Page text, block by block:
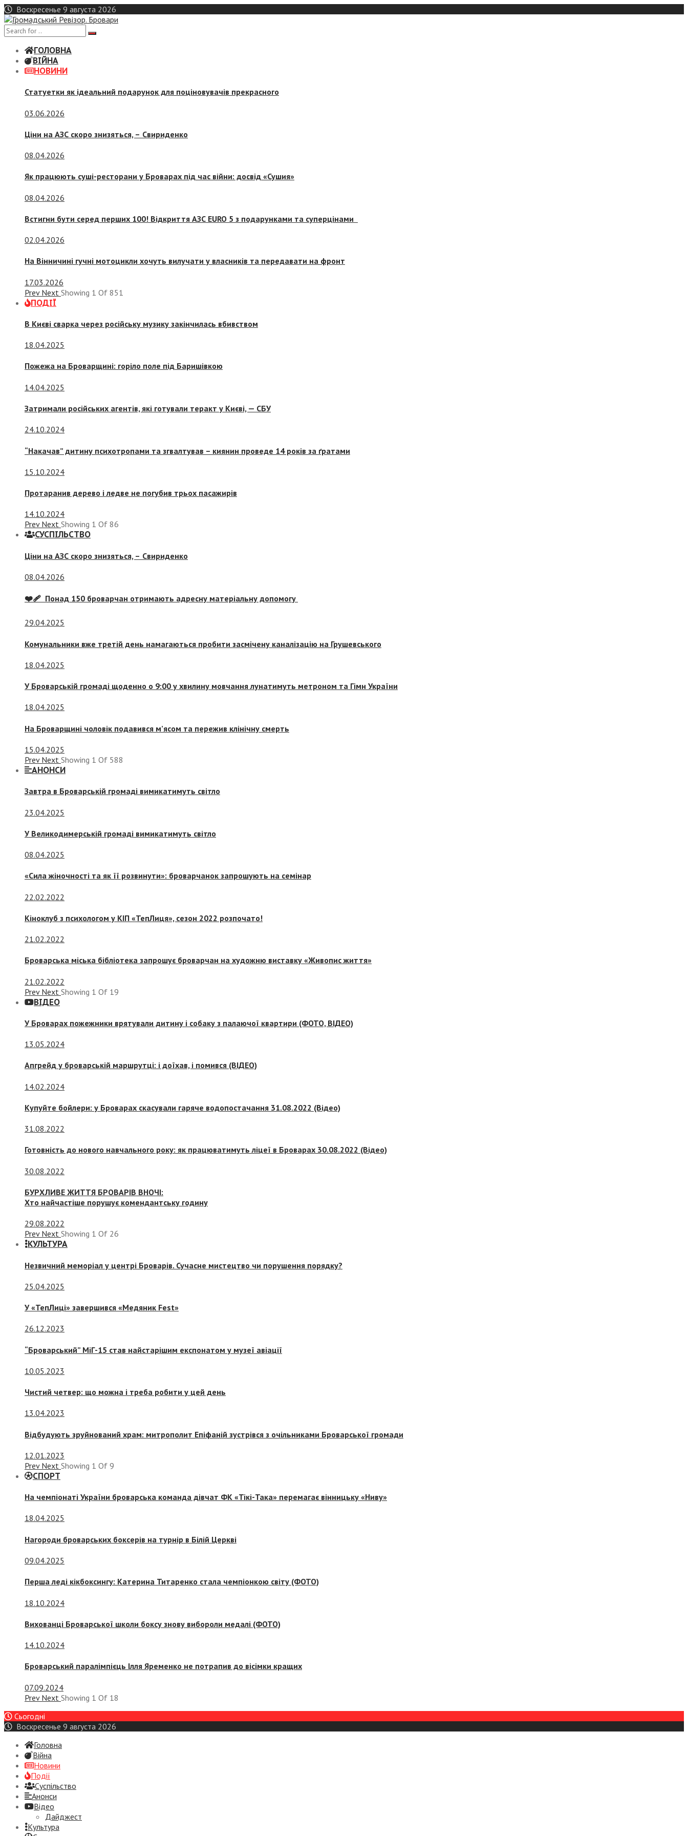
Skip
to
content
Воскресенье 9 августа 2026
ГОЛОВНА
ВІЙНА
НОВИНИ
Статуетки як ідеальний подарунок для поціновувачів прекрасного
03.06.2026
Ціни на АЗС скоро знизяться, – Свириденко
08.04.2026
Як працюють суші-ресторани у Броварах під час війни: досвід «Сушия»
08.04.2026
Встигни бути серед перших 100! Відкриття АЗС EURO 5 з подарунками та суперцінами
02.04.2026
На Вінничині гучні мотоцикли хочуть вилучати у власників та передавати на фронт
17.03.2026
Prev Next Showing 1 Of 851
ПОДІЇ
В Києві сварка через російську музику закінчилась вбивством
18.04.2025
Пожежа на Броварщині: горіло поле під Баришівкою
14.04.2025
Затримали російських агентів, які готували теракт у Києві, — СБУ
24.10.2024
“Накачав” дитину психотропами та згвалтував – киянин проведе 14 років за ґратами
15.10.2024
Протаранив дерево і ледве не погубив трьох пасажирів
14.10.2024
Prev Next Showing 1 Of 86
СУСПIЛЬСТВО
Ціни на АЗС скоро знизяться, – Свириденко
08.04.2026
❤️‍🩹 Понад 150 броварчан отримають адресну матеріальну допомогу
29.04.2025
Комунальники вже третій день намагаються пробити засмічену каналізацію на Грушевського
18.04.2025
У Броварській громаді щоденно о 9:00 у хвилину мовчання лунатимуть метроном та Гімн України
18.04.2025
На Броварщині чоловік подавився м’ясом та пережив клінічну смерть
15.04.2025
Prev Next Showing 1 Of 588
АНОНСИ
Завтра в Броварській громаді вимикатимуть світло
23.04.2025
У Великодимерській громаді вимикатимуть світло
08.04.2025
«Сила жіночності та як її розвинути»: броварчанок запрошують на семінар
22.02.2022
Кіноклуб з психологом у КІП «ТепЛиця», сезон 2022 розпочато!
21.02.2022
Броварська міська бібліотека запрошує броварчан на художню виставку «Живопис життя»
21.02.2022
Prev Next Showing 1 Of 19
ВІДЕО
У Броварах пожежники врятували дитину і собаку з палаючої квартири (ФОТО, ВІДЕО)
13.05.2024
Апгрейд у броварській маршрутці: і доїхав, і помився (ВІДЕО)
14.02.2024
Купуйте бойлери: у Броварах скасували гаряче водопостачання 31.08.2022 (Відео)
31.08.2022
Готовність до нового навчального року: як працюватимуть ліцеї в Броварах 30.08.2022 (Відео)
30.08.2022
БУРХЛИВЕ ЖИТТЯ БРОВАРІВ ВНОЧІ:
Хто найчастіше порушує комендантську годину
29.08.2022
Prev Next Showing 1 Of 26
КУЛЬТУРА
Незвичний меморіал у центрі Броварів. Сучасне мистецтво чи порушення порядку?
25.04.2025
У «ТепЛиці» завершився «Медяник Fest»
26.12.2023
“Броварський” МіГ-15 став найстарішим експонатом у музеї авіації
10.05.2023
Чистий четвер: що можна і треба робити у цей день
13.04.2023
Відбудують зруйнований храм: митрополит Епіфаній зустрівся з очільниками Броварської громади
12.01.2023
Prev Next Showing 1 Of 9
СПОРТ
На чемпіонаті України броварська команда дівчат ФК «Тікі-Така» перемагає вінницьку «Ниву»
18.04.2025
Нагороди броварських боксерів на турнір в Білій Церкві
09.04.2025
Перша леді кікбоксингу: Катерина Титаренко стала чемпіонкою світу (ФОТО)
18.10.2024
Вихованці Броварської школи боксу знову вибороли медалі (ФОТО)
14.10.2024
Броварський паралімпієць Ілля Яременко не потрапив до вісімки кращих
07.09.2024
Prev Next Showing 1 Of 18
Сьогодні
Воскресенье 9 августа 2026
Головна
Війна
Новини
Події
Суспiльство
Анонси
Відео
Дайджест
Культура